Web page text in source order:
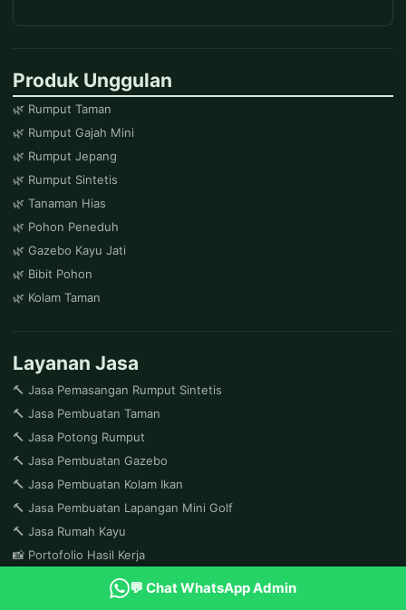
Produk Unggulan
🌿 Rumput Taman
🌿 Rumput Gajah Mini
🌿 Rumput Jepang
🌿 Rumput Sintetis
🌿 Tanaman Hias
🌿 Pohon Peneduh
🌿 Gazebo Kayu Jati
🌿 Bibit Pohon
🌿 Kolam Taman
Layanan Jasa
🔨 Jasa Pemasangan Rumput Sintetis
🔨 Jasa Pembuatan Taman
🔨 Jasa Potong Rumput
🔨 Jasa Pembuatan Gazebo
🔨 Jasa Pembuatan Kolam Ikan
🔨 Jasa Pembuatan Lapangan Mini Golf
🔨 Jasa Rumah Kayu
📸 Portofolio Hasil Kerja
💬 Chat WhatsApp Admin